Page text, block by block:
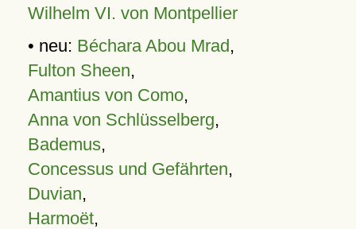
Wilhelm VI. von Montpellier
• neu: Béchara Abou Mrad,
Fulton Sheen,
Amantius von Como,
Anna von Schlüsselberg,
Bademus,
Concessus und Gefährten,
Duvian,
Harmoët,